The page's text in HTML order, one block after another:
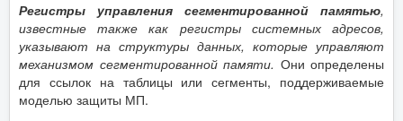
Регистры управления сегментированной памятью,
известные также как регистры системных адресов,
указывают на структуры данных, которые управляют
механизмом сегментированной памяти. Они определены
для ссылок на таблицы или сегменты, поддерживаемые
моделью защиты МП.